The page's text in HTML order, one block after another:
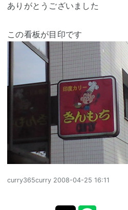
ありがとうございました
この看板が目印です
curry365curry 2008-04-25 16:11